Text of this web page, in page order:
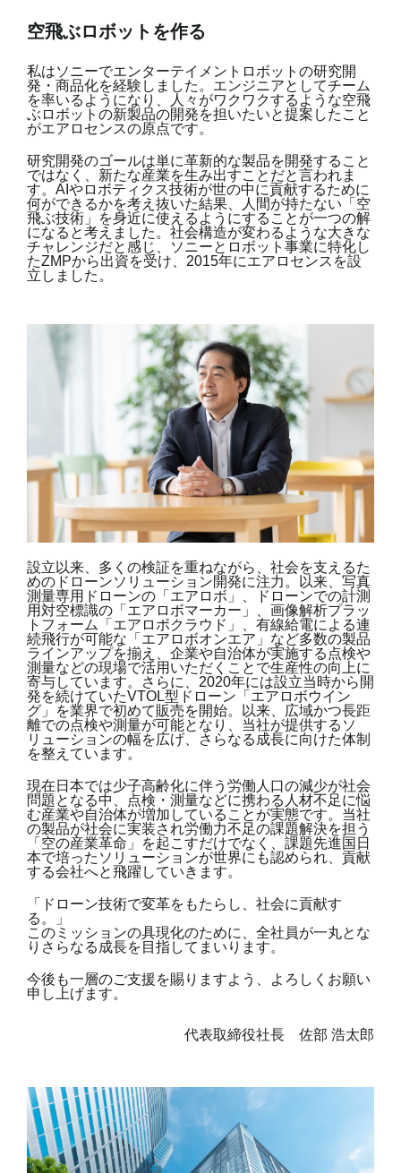
空飛ぶロボットを作る
私はソニーでエンターテイメントロボットの研究開
発・商品化を経験しました。エンジニアとしてチーム
を率いるようになり、人々がワクワクするような空飛
ぶロボットの新製品の開発を担いたいと提案したこと
がエアロセンスの原点です。
研究開発のゴールは単に革新的な製品を開発すること
ではなく、新たな産業を生み出すことだと言われま
す。AIやロボティクス技術が世の中に貢献するために
何ができるかを考え抜いた結果、人間が持たない「空
飛ぶ技術」を身近に使えるようにすることが一つの解
になると考えました。社会構造が変わるような大きな
チャレンジだと感じ、ソニーとロボット事業に特化し
たZMPから出資を受け、2015年にエアロセンスを設
立しました。
設立以来、多くの検証を重ねながら、社会を支えるた
めのドローンソリューション開発に注力。以来、写真
測量専用ドローンの「エアロボ」、ドローンでの計測
用対空標識の「エアロボマーカー」、画像解析プラッ
トフォーム「エアロボクラウド」、有線給電による連
続飛行が可能な「エアロボオンエア」など多数の製品
ラインアップを揃え、企業や自治体が実施する点検や
測量などの現場で活用いただくことで生産性の向上に
寄与しています。さらに、2020年には設立当時から開
発を続けていたVTOL型ドローン「エアロボウイン
グ」を業界で初めて販売を開始。以来、広域かつ長距
離での点検や測量が可能となり、当社が提供するソ
リューションの幅を広げ、さらなる成長に向けた体制
を整えています。
現在日本では少子高齢化に伴う労働人口の減少が社会
問題となる中、点検・測量などに携わる人材不足に悩
む産業や自治体が増加していることが実態です。当社
の製品が社会に実装され労働力不足の課題解決を担う
「空の産業革命」を起こすだけでなく、課題先進国日
本で培ったソリューションが世界にも認められ、貢献
する会社へと飛躍していきます。
「ドローン技術で変革をもたらし、社会に貢献す
る。」
このミッションの具現化のために、全社員が一丸とな
りさらなる成長を目指してまいります。
今後も一層のご支援を賜りますよう、よろしくお願い
申し上げます。
代表取締役社長 佐部 浩太郎